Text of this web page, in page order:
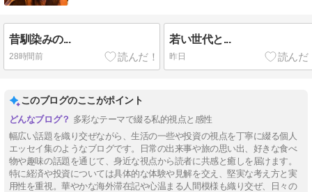
昔馴染みの...
28時間前
若い世代と...
昨日
このブログのここがポイント
多彩なテーマで綴る私的視点と感性
幅広い話題を織り交ぜながら、生活の一些や投資の視点を丁寧に綴る個人
エッセイ集のようなブログです。日常の出来事や旅の思い出、好きな食べ
物や趣味の話題を通じて、身近な視点から読者に共感と癒しを届けます。
特に経済や投資については具体的な体験や見解を交え、堅実な考え方と実
用性を重視。華やかな海外滞在記や心温まる人間模様も織り交ぜ、日々の